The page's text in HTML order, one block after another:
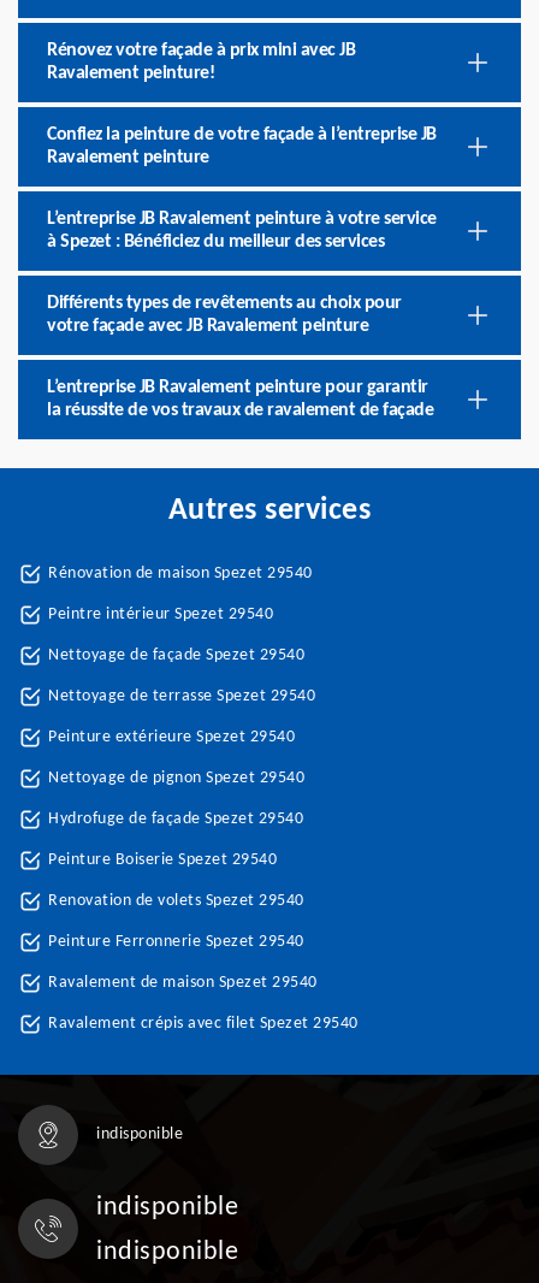
Rénovez votre façade à prix mini avec JB
Ravalement peinture!
Confiez la peinture de votre façade à l’entreprise JB
Ravalement peinture
L’entreprise JB Ravalement peinture à votre service
à Spezet : Bénéficiez du meilleur des services
Différents types de revêtements au choix pour
votre façade avec JB Ravalement peinture
L’entreprise JB Ravalement peinture pour garantir
la réussite de vos travaux de ravalement de façade
Autres services
Rénovation de maison Spezet 29540
Peintre intérieur Spezet 29540
Nettoyage de façade Spezet 29540
Nettoyage de terrasse Spezet 29540
Peinture extérieure Spezet 29540
Nettoyage de pignon Spezet 29540
Hydrofuge de façade Spezet 29540
Peinture Boiserie Spezet 29540
Renovation de volets Spezet 29540
Peinture Ferronnerie Spezet 29540
Ravalement de maison Spezet 29540
Ravalement crépis avec filet Spezet 29540
indisponible
indisponible
indisponible